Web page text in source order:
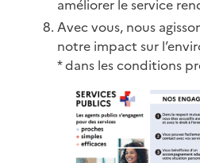
améliorer le service
Avec vous, nous
notre impact sur
* dans les conditions